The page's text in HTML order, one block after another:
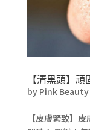
【清黑頭】
by Pink Beauty
【皮膚緊致】